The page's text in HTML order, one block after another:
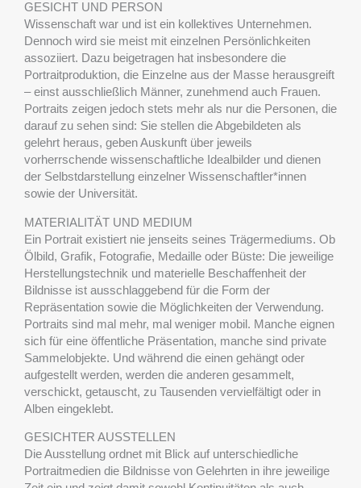
GESICHT UND PERSON
Wissenschaft war und ist ein kollektives Unternehmen.
Dennoch wird sie meist mit einzelnen Persönlichkeiten
assoziiert. Dazu beigetragen hat insbesondere die
Portraitproduktion, die Einzelne aus der Masse herausgreift
– einst ausschließlich Männer, zunehmend auch Frauen.
Portraits zeigen jedoch stets mehr als nur die Personen, die
darauf zu sehen sind: Sie stellen die Abgebildeten als
gelehrt heraus, geben Auskunft über jeweils
vorherrschende wissenschaftliche Idealbilder und dienen
der Selbstdarstellung einzelner Wissenschaftler*innen
sowie der Universität.
MATERIALITÄT UND MEDIUM
Ein Portrait existiert nie jenseits seines Trägermediums. Ob
Ölbild, Grafik, Fotografie, Medaille oder Büste: Die jeweilige
Herstellungstechnik und materielle Beschaffenheit der
Bildnisse ist ausschlaggebend für die Form der
Repräsentation sowie die Möglichkeiten der Verwendung.
Portraits sind mal mehr, mal weniger mobil. Manche eignen
sich für eine öffentliche Präsentation, manche sind private
Sammelobjekte. Und während die einen gehängt oder
aufgestellt werden, werden die anderen gesammelt,
verschickt, getauscht, zu Tausenden vervielfältigt oder in
Alben eingeklebt.
GESICHTER AUSSTELLEN
Die Ausstellung ordnet mit Blick auf unterschiedliche
Portraitmedien die Bildnisse von Gelehrten in ihre jeweilige